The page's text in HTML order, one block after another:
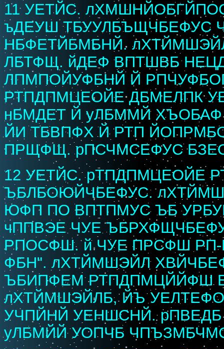
11 УЕТЙС.
ъДЕУШ ТБУУЛБЪЩЧБЕФУС
НБФЕТЙБМБНЙ.
ЛБТФЩ. йДЕФ ВПТШВБ
ЛПМПОЙУФБНЙ Й
РТПДПМЦЕОЙЕ ДБМЕЛПК
нБМДЕТ Й уЛБММЙ
ЙИ ТБВПФХ Й РТП
ПРЩФЩ. рПСЧМСЕФУС
12 УЕТЙС. рТПДПМЦЕОЙЕ
ЪБЛБОЮЙЧБЕФУС.
ЮФП ПО ВПТПМУС ЪБ
чППВЭЕ ЧУЕ
РПОСФШ. й ЧУЕ ПРСФШ
ФБН". лХТЙМШЭЙЛ
ЪБИПФЕМ РТПДПМЦЙЙФШ
лХТЙМШЭЙЛБ, ЙЪ
УЧПЙНЙ УЕНШСНЙ.
уЛБМЙЙ УОПЧБ